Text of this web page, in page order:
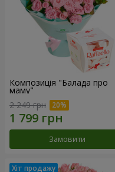
Композиція "Балада про
маму"
2 249 грн
Замовити